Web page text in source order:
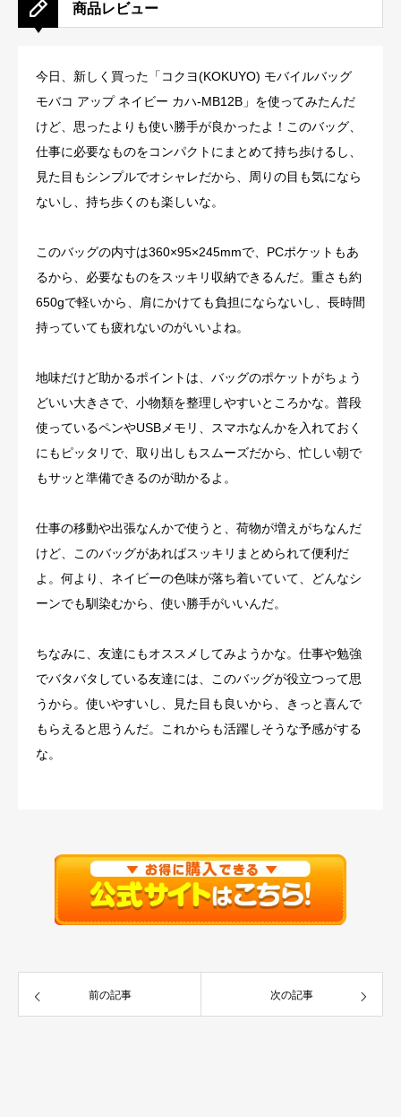
商品レビュー
今日、新しく買った「コクヨ(KOKUYO) モバイルバッグ
モバコ アップ ネイビー カハ-MB12B」を使ってみたんだ
けど、思ったよりも使い勝手が良かったよ！このバッグ、
仕事に必要なものをコンパクトにまとめて持ち歩けるし、
見た目もシンプルでオシャレだから、周りの目も気になら
ないし、持ち歩くのも楽しいな。
このバッグの内寸は360×95×245mmで、PCポケットもあ
るから、必要なものをスッキリ収納できるんだ。重さも約
650gで軽いから、肩にかけても負担にならないし、長時間
持っていても疲れないのがいいよね。
地味だけど助かるポイントは、バッグのポケットがちょう
どいい大きさで、小物類を整理しやすいところかな。普段
使っているペンやUSBメモリ、スマホなんかを入れておく
にもピッタリで、取り出しもスムーズだから、忙しい朝で
もサッと準備できるのが助かるよ。
仕事の移動や出張なんかで使うと、荷物が増えがちなんだ
けど、このバッグがあればスッキリまとめられて便利だ
よ。何より、ネイビーの色味が落ち着いていて、どんなシ
ーンでも馴染むから、使い勝手がいいんだ。
ちなみに、友達にもオススメしてみようかな。仕事や勉強
でバタバタしている友達には、このバッグが役立つって思
うから。使いやすいし、見た目も良いから、きっと喜んで
もらえると思うんだ。これからも活躍しそうな予感がする
な。
前の記事 次の記事